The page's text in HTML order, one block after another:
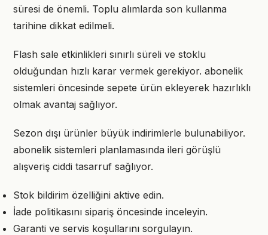
süresi de önemli. Toplu alımlarda son kullanma
tarihine dikkat edilmeli.
Flash sale etkinlikleri sınırlı süreli ve stoklu
olduğundan hızlı karar vermek gerekiyor. abonelik
sistemleri öncesinde sepete ürün ekleyerek hazırlıklı
olmak avantaj sağlıyor.
Sezon dışı ürünler büyük indirimlerle bulunabiliyor.
abonelik sistemleri planlamasında ileri görüşlü
alışveriş ciddi tasarruf sağlıyor.
Stok bildirim özelliğini aktive edin.
İade politikasını sipariş öncesinde inceleyin.
Garanti ve servis koşullarını sorgulayın.